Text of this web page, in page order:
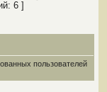
6 ]
пользователей